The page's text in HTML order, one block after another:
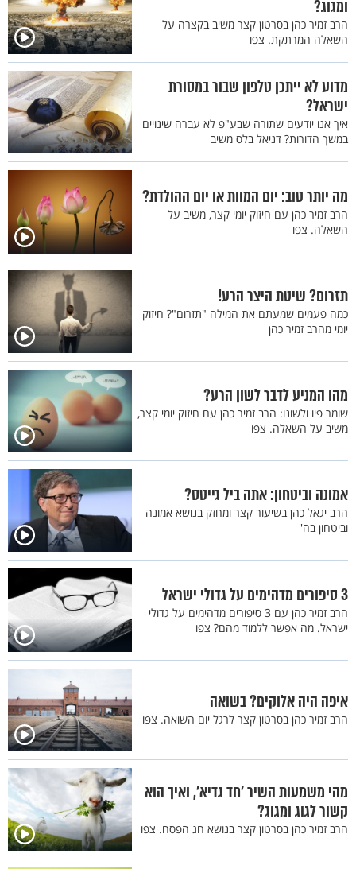
ומגוג?
הרב זמיר כהן בסרטון קצר משיב בקצרה על
השאלה המרתקת. צפו
מדוע לא ייתכן טלפון שבור במסורת
ישראל?
איך אנו יודעים שתורה שבע"פ לא עברה שינויים
במשך הדורות? דניאל בלס משיב
מה יותר טוב: יום המוות או יום ההולדת?
הרב זמיר כהן עם חיזוק יומי קצר, משיב על
השאלה. צפו
תזרום? שיטת היצר הרע!
כמה פעמים שמעתם את המילה "תזרום"? חיזוק
יומי מהרב זמיר כהן
מהו המניע לדבר לשון הרע?
שומר פיו ולשונו: הרב זמיר כהן עם חיזוק יומי קצר,
משיב על השאלה. צפו
אמונה וביטחון: אתה ביל גייטס?
הרב יגאל כהן בשיעור קצר ומחזק בנושא אמונה
וביטחון בה'
3 סיפורים מדהימים על גדולי ישראל
הרב זמיר כהן עם 3 סיפורים מדהימים על גדולי
ישראל. מה אפשר ללמוד מהם? צפו
איפה היה אלוקים? בשואה
הרב זמיר כהן בסרטון קצר לרגל יום השואה. צפו
מהי משמעות השיר ’חד גדיא’, ואיך הוא
קשור לגוג ומגוג?
הרב זמיר כהן בסרטון קצר בנושא חג הפסח. צפו